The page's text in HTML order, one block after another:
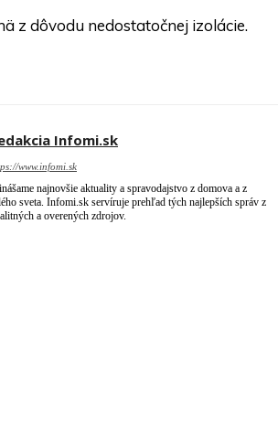
z dôvodu nedostatočnej izolácie.
Infomi.sk
www.infomi.sk
najnovšie aktuality a spravodajstvo z domova a z
sveta. Infomi.sk servíruje prehľad tých najlepších správ z
a overených zdrojov.